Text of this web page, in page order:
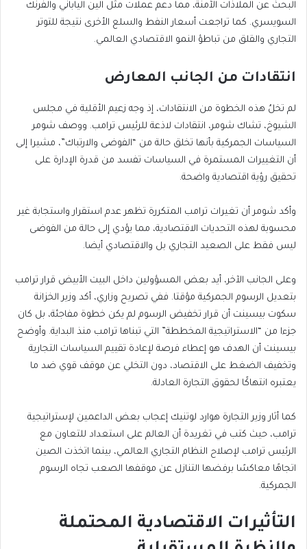
البحث عن الملاذات الآمنة، مما دعم عملات مثل الين الياباني والفرنك
السويسري. كما تراجعت أسعار النفط والسلع الأخرى نتيجة للتوتر
التجاري والقلق من تباطؤ النمو الاقتصادي العالمي.
انتقادات من الجانب المعارض
لم تخلُ هذه الخطوة من الانتقادات، إذ وجه زعيم الأقلية في مجلس
الشيوخ، تشاك شومر، انتقادات لاذعة للرئيس ترامب. ووصف شومر
السياسات الجمركية بأنها تخلق حالة من “الفوضى والارتباك”، مشيرا إلى
أن التغييرات المستمرة في السياسات تفسد من قدرة الإدارة على
تحقيق رؤية اقتصادية واضحة.
وأكد شومر أن تغيرات ترامب المتكررة تظهر عدم استقرار واستجابة غير
محسوبة لهذه التحديات الاقتصادية، مما يؤدي إلى حالة من الفوضى
ليس فقط على الصعيد التجاري بل والاقتصادي أيضا.
وعلى الجانب الآخر، أيد بعض المسؤولين داخل البيت الأبيض قرار ترامب
بتعديل الرسوم الجمركية مؤقتا. ففي تصريح وزاري، أكد وزير الخزانة
سكوت بيسينت أن قرار تخفيض الرسوم لم يكن خطوة مفاجئة، بل كان
جزءا من “الاستراتيجية المخططة” التي تبناها ترامب منذ البداية. وأوضح
بيسينت أن الهدف هو إعطاء فرصة لإعادة تقييم السياسات التجارية
وتخفيف الضغط على الاقتصاد، دون التخلي عن موقف قوي ضد ما
يعتبره انتهاكًا لحقوق التجارة العادلة.
كما أثار وزير التجارة هوارد لوتنيك إعجاب بعض الداعمين لإستراتيجية
ترامب، حيث كتب في تغريدة أن العالم على استعداد للتعاون مع
الرئيس ترامب لإصلاح النظام التجاري العالمي، بينما اتخذت الصين
اتجاهًا معاكسًا برفضها التنازل عن موقفها الصعب تجاه الرسوم
الجمركية.
التأثيرات الاقتصادية المحتملة